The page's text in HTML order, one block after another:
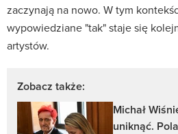
zaczynają na nowo. W tym
wypowiedziane "tak" staje się
artystów.
Zobacz także:
Michał
uniknąć.